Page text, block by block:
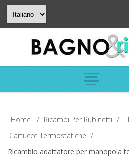
Home / Ricambi Per Rubinetti /
Cartucce Termostatiche /
Ricambio adattatore per manopola